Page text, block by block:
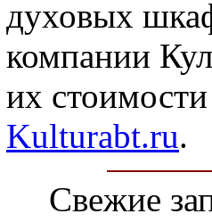
духовых
компании
их
Kulturabt.ru.
Свежие